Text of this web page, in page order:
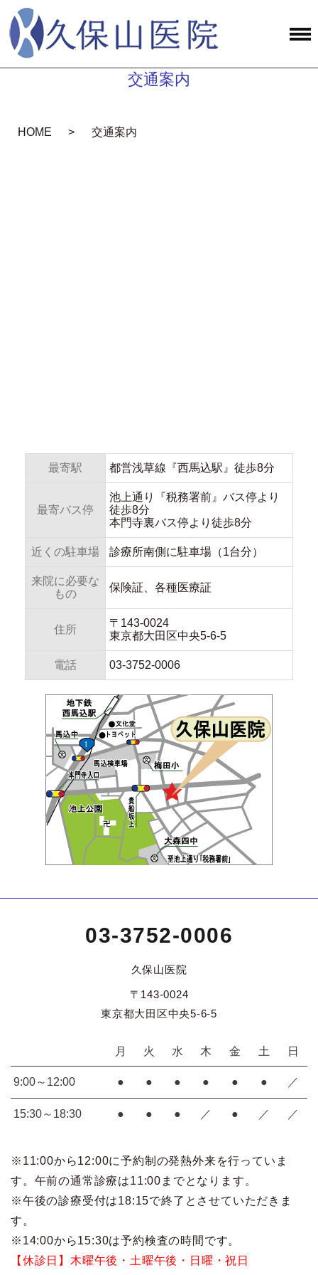
交通案内
HOME 交通案内
最寄駅 都営浅草線『西馬込駅』徒歩8分
最寄バス停
池上通り『税務署前』バス停より
徒歩8分
本門寺裏バス停より徒歩8分
近くの駐車場 診療所南側に駐車場（1台分）
来院に必要な
もの
保険証、各種医療証
住所
〒143-0024
東京都大田区中央5-6-5
電話 03-3752-0006
03-3752-0006
久保山医院
〒143-0024
東京都大田区中央5-6-5
月 火 水 木 金 土 日
9:00～12:00 ● ● ● ● ● ● ／
15:30～18:30 ● ● ● ／ ● ／ ／
※11:00から12:00に予約制の発熱外来を行っていま
す。午前の通常診療は11:00までとなります。
※午後の診療受付は18:15で終了とさせていただきま
す。
※14:00から15:30は予約検査の時間です。
【休診日】木曜午後・土曜午後・日曜・祝日